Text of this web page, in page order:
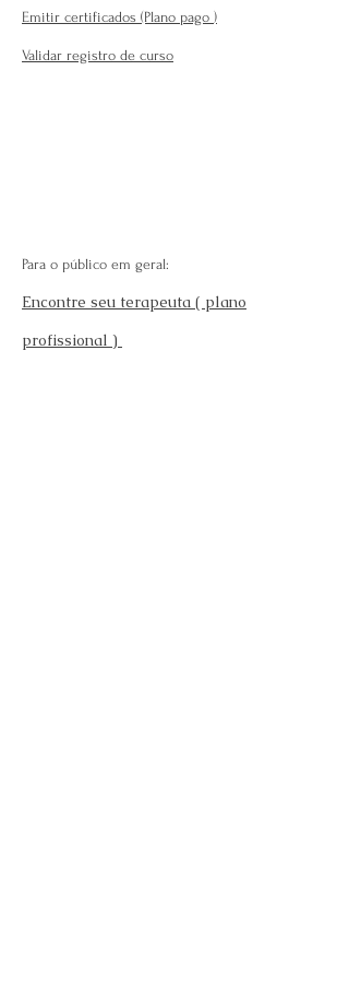
Emitir certificados (Plano pago )
Validar registro de curso
Para o público em geral:
Encontre seu terapeuta ( plano
profissional )